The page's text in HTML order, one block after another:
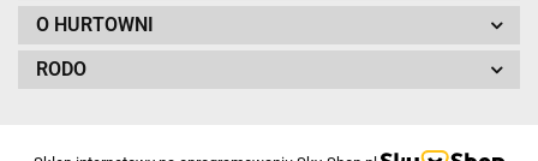
O HURTOWNI
RODO